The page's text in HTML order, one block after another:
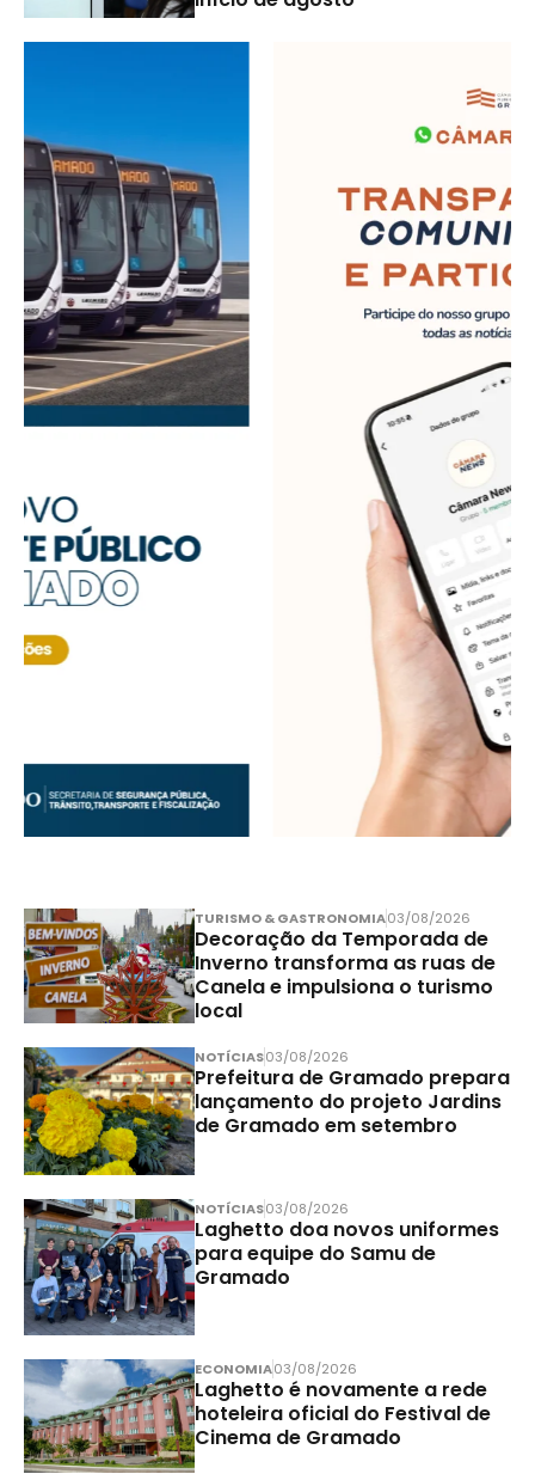
TURISMO & GASTRONOMIA03/08/2026
Decoração da Temporada de
Inverno transforma as ruas de
Canela e impulsiona o turismo
local
NOTÍCIAS03/08/2026
Prefeitura de Gramado prepara
lançamento do projeto Jardins
de Gramado em setembro
NOTÍCIAS03/08/2026
Laghetto doa novos uniformes
para equipe do Samu de
Gramado
ECONOMIA03/08/2026
Laghetto é novamente a rede
hoteleira oficial do Festival de
Cinema de Gramado